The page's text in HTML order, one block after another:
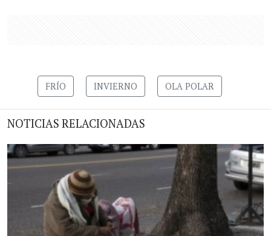
FRÍO INVIERNO OLA POLAR
NOTICIAS RELACIONADAS